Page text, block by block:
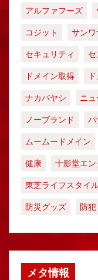
アルファフーズ
コジット
サン
セキュリティ
ドメイン取得
ナカバヤシ
ニ
ノーブランド
ムームードメイン
健康
十影堂エ
東芝ライフスタイ
防災グッズ
防犯
メタ情報